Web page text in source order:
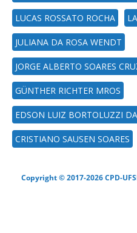
LUCAS ROSSATO ROCHA
JULIANA DA ROSA WENDT
JORGE ALBERTO SOARES
GÜNTHER RICHTER MROS
EDSON LUIZ BORTOLUZZI
CRISTIANO SAUSEN SOARES
Copyright © 2017-2026 CPD-